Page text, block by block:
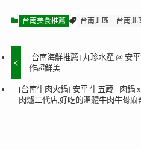
台南美食推薦 台南北區 台南北
[台南海鮮推薦] 丸珍水產 @ 安
作超鮮美
[台南牛肉火鍋] 安平 牛五蔵 - 肉鍋
肉爐二代店,好吃的溫體牛肉牛骨麻